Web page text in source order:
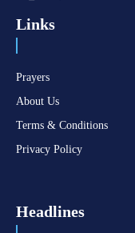
Links
Prayers
About Us
Terms & Conditions
Privacy Policy
Headlines